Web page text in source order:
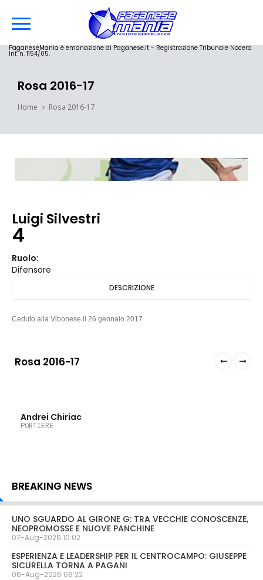
PaganeseMania è emanazione di Paganese.it - Registrazione Tribunale Nocera
Inf. n. 1154/05.
Rosa 2016-17
Home Rosa 2016-17
Luigi Silvestri
4
Ruolo:
Difensore
DESCRIZIONE
Ceduto alla Vibonese il 26 gennaio 2017
Rosa 2016-17
Andrei Chiriac
PORTIERE
BREAKING NEWS
UNO SGUARDO AL GIRONE G: TRA VECCHIE CONOSCENZE,
NEOPROMOSSE E NUOVE PANCHINE
07-Aug-2026 10:02
ESPERIENZA E LEADERSHIP PER IL CENTROCAMPO: GIUSEPPE
SICURELLA TORNA A PAGANI
06-Aug-2026 06:22